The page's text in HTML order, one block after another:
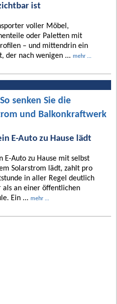
ist
voller Möbel,
oder Paletten mit
– und mittendrin ein
der nach wenigen ... mehr ...
senken Sie die
und Balkonkraftwerk
E-Auto zu Hause lädt
E-Auto zu Hause mit selbst
Solarstrom lädt, zahlt pro
in aller Regel deutlich
als an einer öffentlichen
Ein ... mehr ...